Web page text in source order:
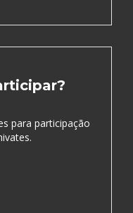
para participação